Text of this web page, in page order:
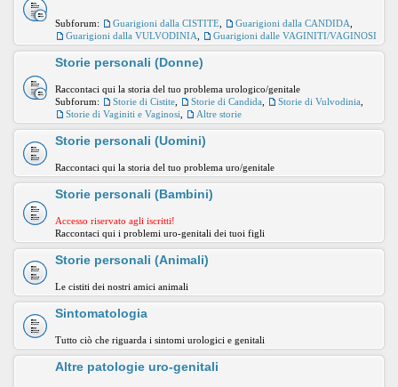
Subforum: Guarigioni dalla CISTITE Guarigioni dalla CANDIDA
Guarigioni dalla VULVODINIA
Guarigioni dalle VAGINITI/VAGINOSI
Storie personali (Donne)
Raccontaci qui la storia del tuo problema urologico/genitale
Subforum:
Storie di Cistite Storie di Candida Storie di Vulvodinia
Storie di Vaginiti e Vaginosi
Altre storie
Storie personali (Uomini)
Raccontaci qui la storia del tuo problema uro/genitale
Storie personali (Bambini)
Accesso riservato agli iscritti!
Raccontaci qui i problemi uro-genitali dei tuoi figli
Storie personali (Animali)
Le cistiti dei nostri amici animali
Sintomatologia
Tutto ciò che riguarda i sintomi urologici e genitali
Altre patologie uro-genitali